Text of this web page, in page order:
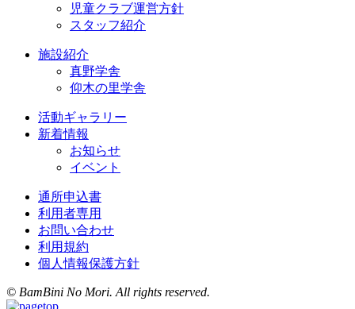
児童クラブ運営方針
スタッフ紹介
施設紹介
真野学舎
仰木の里学舎
活動ギャラリー
新着情報
お知らせ
イベント
通所申込書
利用者専用
お問い合わせ
利用規約
個人情報保護方針
© BamBini No Mori. All rights reserved.